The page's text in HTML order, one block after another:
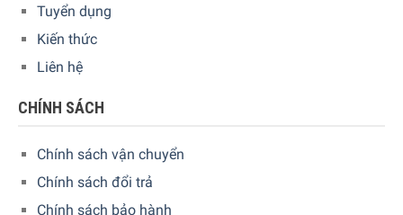
Không chứaBPA (ngoại trừ bản ghi nhớ).
Máy rửa bát an toàn (làm theo
hướng dẫn)
Bình Lọc Nước Brita Marella Cool 2.4L Blue với lọc
Bình Lọc Nước Brita Marella Cool 2.4L Blue
lọc MAXTRA được thiết kế
nước máy, cũng như clo và
Tuyển dụng
Kiến thức
Liên hệ
CHÍNH SÁCH
Chính sách vận chuyển
Chính sách đổi trả
Chính sách bảo hành